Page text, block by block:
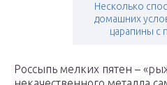
Несколько
домашних
царапины с
Россыпь мелких пятен –